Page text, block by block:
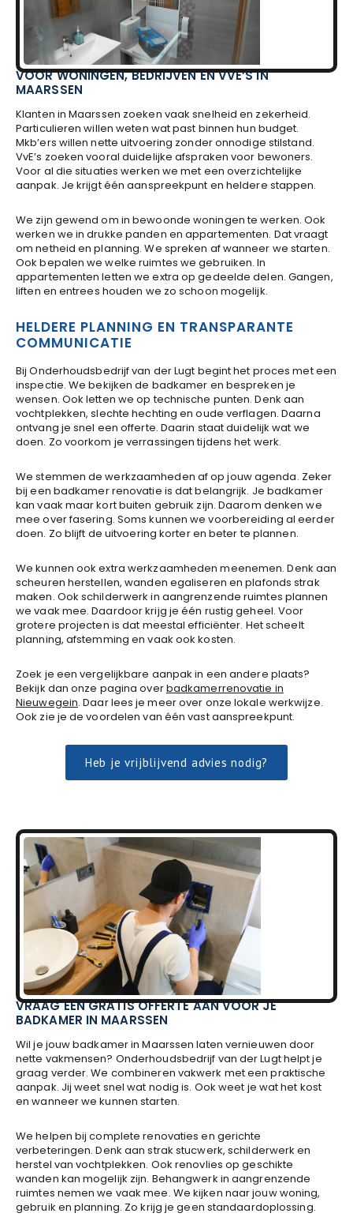
VOOR WONINGEN, BEDRIJVEN EN VVE’S IN
MAARSSEN
Klanten in Maarssen zoeken vaak snelheid en zekerheid.
Particulieren willen weten wat past binnen hun budget.
Mkb’ers willen nette uitvoering zonder onnodige stilstand.
VvE’s zoeken vooral duidelijke afspraken voor bewoners.
Voor al die situaties werken we met een overzichtelijke
aanpak. Je krijgt één aanspreekpunt en heldere stappen.
We zijn gewend om in bewoonde woningen te werken. Ook
werken we in drukke panden en appartementen. Dat vraagt
om netheid en planning. We spreken af wanneer we starten.
Ook bepalen we welke ruimtes we gebruiken. In
appartementen letten we extra op gedeelde delen. Gangen,
liften en entrees houden we zo schoon mogelijk.
HELDERE PLANNING EN TRANSPARANTE
COMMUNICATIE
Bij Onderhoudsbedrijf van der Lugt begint het proces met een
inspectie. We bekijken de badkamer en bespreken je
wensen. Ook letten we op technische punten. Denk aan
vochtplekken, slechte hechting en oude verflagen. Daarna
ontvang je snel een offerte. Daarin staat duidelijk wat we
doen. Zo voorkom je verrassingen tijdens het werk.
We stemmen de werkzaamheden af op jouw agenda. Zeker
bij een badkamer renovatie is dat belangrijk. Je badkamer
kan vaak maar kort buiten gebruik zijn. Daarom denken we
mee over fasering. Soms kunnen we voorbereiding al eerder
doen. Zo blijft de uitvoering korter en beter te plannen.
We kunnen ook extra werkzaamheden meenemen. Denk aan
scheuren herstellen, wanden egaliseren en plafonds strak
maken. Ook schilderwerk in aangrenzende ruimtes plannen
we vaak mee. Daardoor krijg je één rustig geheel. Voor
grotere projecten is dat meestal efficiënter. Het scheelt
planning, afstemming en vaak ook kosten.
Zoek je een vergelijkbare aanpak in een andere plaats?
Bekijk dan onze pagina overbadkamerrenovatie in
Nieuwegein. Daar lees je meer over onze lokale werkwijze.
Ook zie je de voordelen van één vast aanspreekpunt.
Heb je vrijblijvend advies nodig?
VRAAG EEN GRATIS OFFERTE AAN VOOR JE
BADKAMER IN MAARSSEN
Wil je jouw badkamer in Maarssen laten vernieuwen door
nette vakmensen? Onderhoudsbedrijf van der Lugt helpt je
graag verder. We combineren vakwerk met een praktische
aanpak. Jij weet snel wat nodig is. Ook weet je wat het kost
en wanneer we kunnen starten.
We helpen bij complete renovaties en gerichte
verbeteringen. Denk aan strak stucwerk, schilderwerk en
herstel van vochtplekken. Ook renovlies op geschikte
wanden kan mogelijk zijn. Behangwerk in aangrenzende
ruimtes nemen we vaak mee. We kijken naar jouw woning,
gebruik en planning. Zo krijg je geen standaardoplossing.